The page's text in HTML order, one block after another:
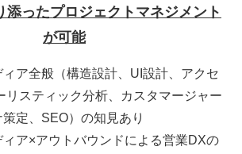
添ったプロジェクトマネジメント
が可能
ィア全般（構造設計、UI設計、アクセ
リスティック分析、カスタマージャー
定、SEO）の知見あり
ィア×アウトバウンドによる営業DXの